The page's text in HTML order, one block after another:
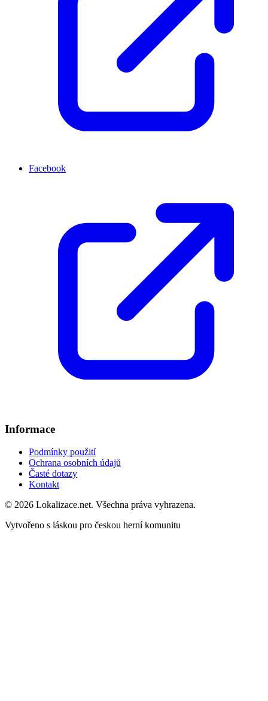
Facebook
Informace
Podmínky použití
Ochrana osobních údajů
Časté dotazy
Kontakt
© 2026 Lokalizace.net. Všechna práva vyhrazena.
Vytvořeno s láskou pro českou herní komunitu